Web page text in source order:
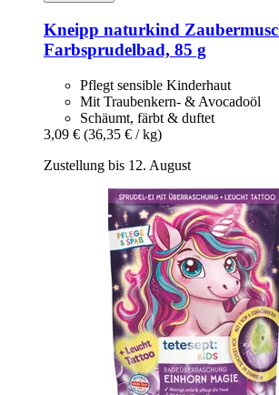
Kneipp naturkind
Farbsprudelbad, 85 g
Pflegt sensible Kinderhaut
Mit Traubenkern- & Avocadoöl
Schäumt, färbt & duftet
3,09 € (36,35 € / kg)
Zustellung bis 12. August